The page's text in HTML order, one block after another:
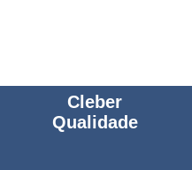
Rogerio Santos